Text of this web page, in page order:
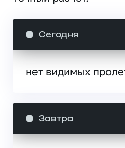
Сегодня
нет видимых
Завтра